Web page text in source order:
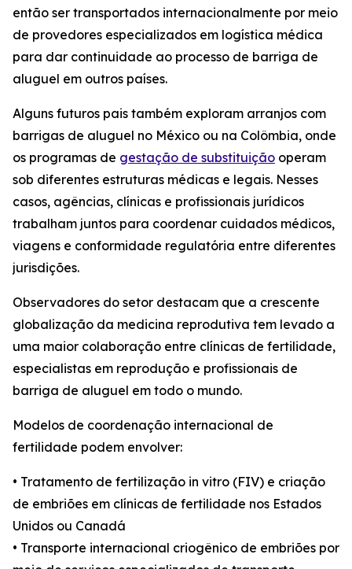
então ser transportados internacionalmente por meio
de provedores especializados em logística médica
para dar continuidade ao processo de barriga de
aluguel em outros países.
Alguns futuros pais também exploram arranjos com
barrigas de aluguel no México ou na Colômbia, onde
os programas de gestação de substituição operam
sob diferentes estruturas médicas e legais. Nesses
casos, agências, clínicas e profissionais jurídicos
trabalham juntos para coordenar cuidados médicos,
viagens e conformidade regulatória entre diferentes
jurisdições.
Observadores do setor destacam que a crescente
globalização da medicina reprodutiva tem levado a
uma maior colaboração entre clínicas de fertilidade,
especialistas em reprodução e profissionais de
barriga de aluguel em todo o mundo.
Modelos de coordenação internacional de
fertilidade podem envolver:
• Tratamento de fertilização in vitro (FIV) e criação
de embriões em clínicas de fertilidade nos Estados
Unidos ou Canadá
• Transporte internacional criogênico de embriões por